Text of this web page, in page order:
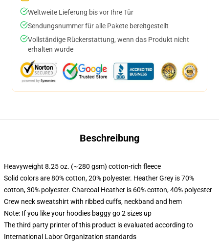
Weltweite Lieferung bis vor Ihre Tür
Sendungsnummer für alle Pakete bereitgestellt
Vollständige Rückerstattung, wenn das Produkt nicht
erhalten wurde
Beschreibung
Heavyweight 8.25 oz. (~280 gsm) cotton-rich fleece
Solid colors are 80% cotton, 20% polyester. Heather Grey is 70%
cotton, 30% polyester. Charcoal Heather is 60% cotton, 40% polyester
Crew neck sweatshirt with ribbed cuffs, neckband and hem
Note: If you like your hoodies baggy go 2 sizes up
The third party printer of this product is evaluated according to
International Labor Organization standards